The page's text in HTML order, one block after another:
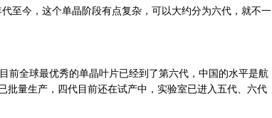
至今，这个单晶阶段有点复杂，可以大约分为六代，就不一
前全球最优秀的单晶叶片已经到了第六代，中国的水平是航
批量生产，四代目前还在试产中，实验室已进入五代、六代